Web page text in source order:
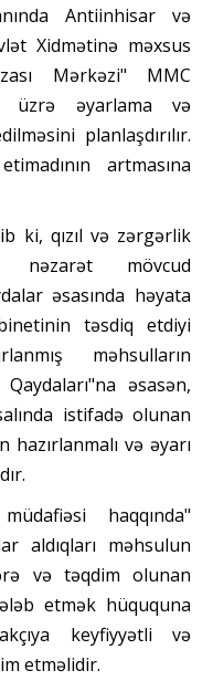
Antiinhisar və
Xidmətinə məxsus
Mərkəzi" MMC
üzrə əyarlama və
planlaşdırılır.
artmasına
ki, qızıl və zərgərlik
nəzarət mövcud
əsasında həyata
təsdiq etdiyi
məhsulların
əsasən,
istifadə olunan
və əyarı
haqqında"
aldıqları məhsulun
və təqdim olunan
etmək hüququna
keyfiyyətli və
etməlidir.